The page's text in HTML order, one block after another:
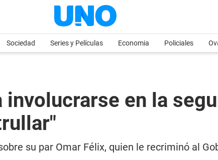
Sociedad Series y Películas Economia Policiales
en la
su par Omar Félix, quien le recriminó al